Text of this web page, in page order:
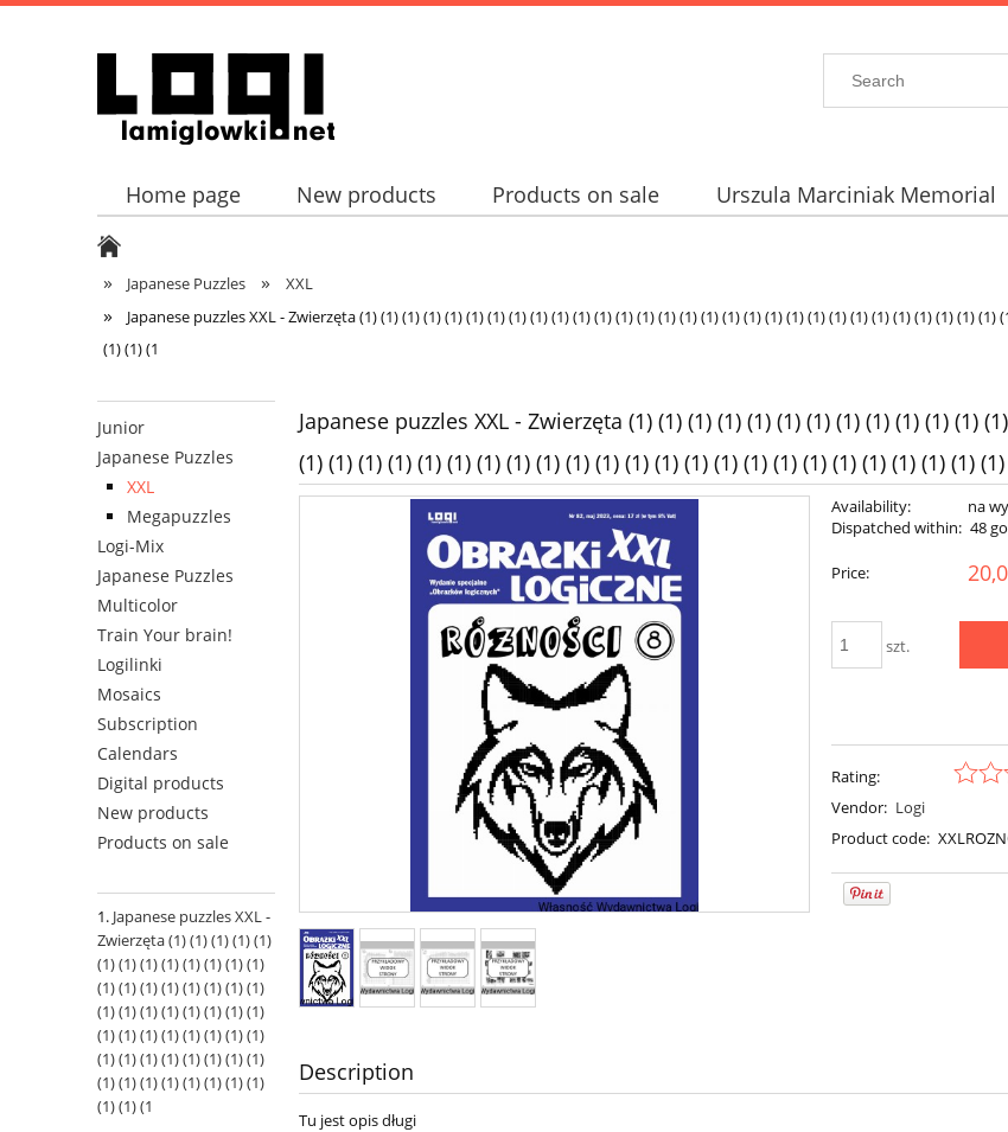
Home page New products Products on sale Urszula Marciniak Memorial
» Japanese Puzzles » XXL
»
Japanese puzzles XXL - Zwierzęta (1) (1) (1) (1) (1) (1) (1) (1) (1) (1) (1) (1) (1) (1) (1) (1) (1) (1) (1) (1) (1) (1) (1) (1) (1) (1) (1) (1) (1)
(1) (1) (1
Junior
Japanese Puzzles
XXL
Megapuzzles
Logi-Mix
Japanese Puzzles
Multicolor
Train Your brain!
Logilinki
Mosaics
Subscription
Calendars
Digital products
New products
Products on sale
Japanese puzzles XXL -
Zwierzęta (1) (1) (1) (1) (1)
(1) (1) (1) (1) (1) (1) (1) (1)
(1) (1) (1) (1) (1) (1) (1) (1)
(1) (1) (1) (1) (1) (1) (1) (1)
(1) (1) (1) (1) (1) (1) (1) (1)
(1) (1) (1) (1) (1) (1) (1) (1)
(1) (1) (1) (1) (1) (1) (1) (1)
(1) (1) (1
Japanese puzzles XXL - Zwierzęta (1) (1) (1) (1) (1) (1) (1) (1) (1) (1) (1) (1)
(1) (1) (1) (1) (1) (1) (1) (1) (1) (1) (1) (1) (1) (1) (1) (1) (1) (1) (1) (1) (1) (1) (1)
Availability:
na
Dispatched within: 48
Price:
szt.
Rating:
Vendor: Logi
Product code:
Description
Tu jest opis długi